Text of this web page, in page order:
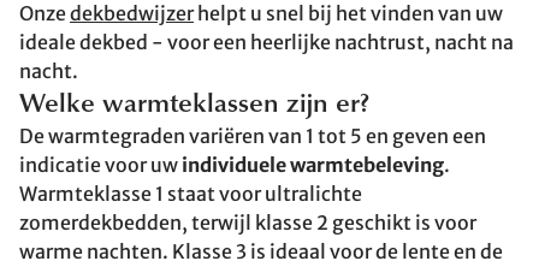
Onzedekbedwijzerhelpt u snel bij het vinden van uw
ideale dekbed - voor een heerlijke nachtrust, nacht na
nacht.
Welke warmteklassen zijn er?
De warmtegraden variëren van 1 tot 5 en geven een
indicatie voor uw individuele warmtebeleving.
Warmteklasse 1 staat voor ultralichte
zomerdekbedden, terwijl klasse 2 geschikt is voor
warme nachten. Klasse 3 is ideaal voor de lente en de